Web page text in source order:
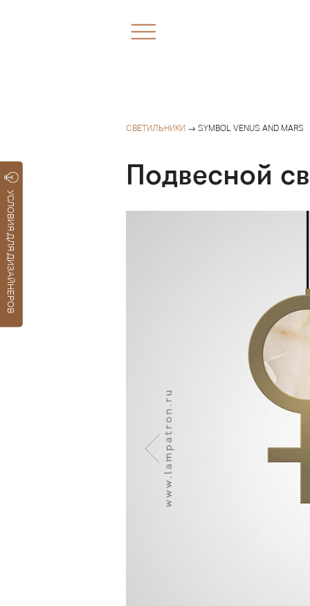
УСЛОВИЯ ДЛЯ ДИЗАЙНЕРОВ
СВЕТИЛЬНИКИ → SYMBOL VENUS AND MARS
Подвесной